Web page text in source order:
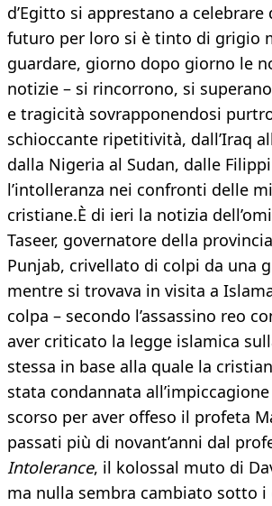
d’Egitto si apprestano a
futuro per loro si è tinto di grigio
guardare, giorno dopo giorno le
notizie – si rincorrono, si
e tragicità sovrapponendosi
schioccante ripetitività, dall’Iraq
dalla Nigeria al Sudan, dalle
l’intolleranza nei confronti delle
cristiane.È di ieri la notizia
Taseer, governatore della
Punjab, crivellato di colpi da una
mentre si trovava in visita a
colpa – secondo l’assassino reo
aver criticato la legge islamica
stessa in base alla quale la
stata condannata all’impiccagione
scorso per aver offeso il profeta
passati più di novant’anni dal
Intolerance, il kolossal muto di
ma nulla sembra cambiato sotto i